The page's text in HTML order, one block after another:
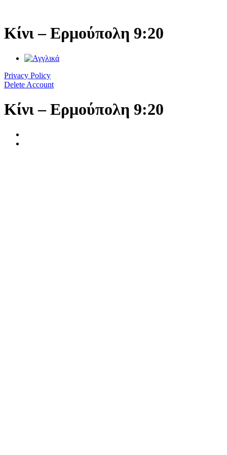
περιεχόμενο
Κίνι – Ερμούπολη 9:20
Privacy Policy
Delete Account
Κίνι – Ερμούπολη 9:20